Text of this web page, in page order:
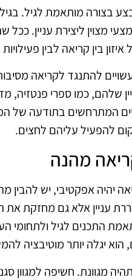
בצורה מותאמת לגיל.
מצוין ליצירת עניין.
בין קריאה לבין
להתנגד לקריאה
שלהם, כמו ספרי פנטזיה,
המתרחשים בתודעה של
להפעיל עליהם לחצים.
מהנה
יהיה אפקטיבי, יש להבין
עניין אלא גם מחזקת את
התכנים לגיל ולתחומי
הוא יגלה יותר מוטיבציה
מגוונת. חשיפה למגוון